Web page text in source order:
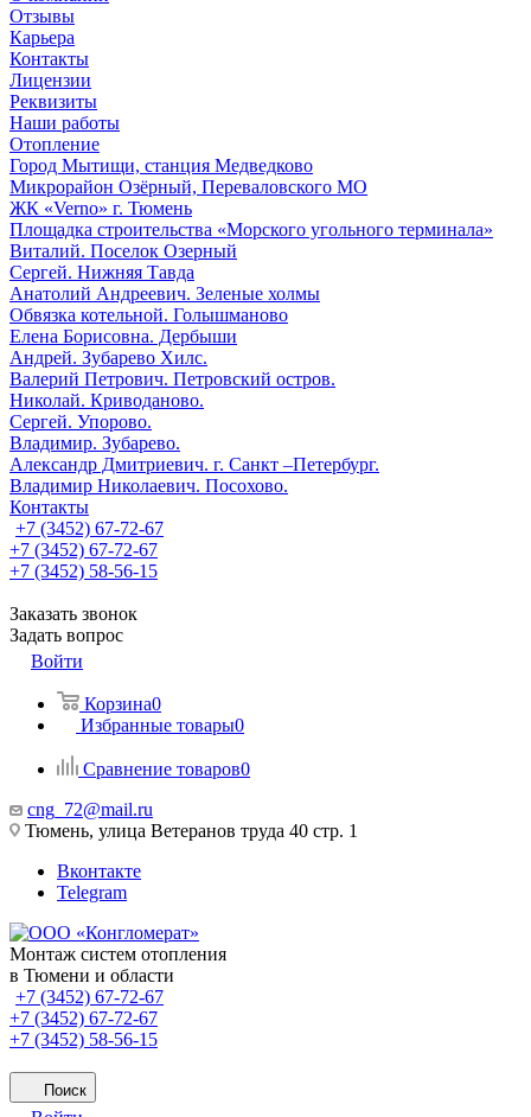
Отзывы
Карьера
Контакты
Лицензии
Реквизиты
Наши работы
Отопление
Город Мытищи, станция Медведково
Микрорайон Озёрный, Переваловского МО
ЖК «Verno» г. Тюмень
Площадка строительства «Морского угольного терминала»
Виталий. Поселок Озерный
Сергей. Нижняя Тавда
Анатолий Андреевич. Зеленые холмы
Обвязка котельной. Голышманово
Елена Борисовна. Дербыши
Андрей. Зубарево Хилс.
Валерий Петрович. Петровский остров.
Николай. Криводаново.
Сергей. Упорово.
Владимир. Зубарево.
Александр Дмитриевич. г. Санкт –Петербург.
Владимир Николаевич. Посохово.
Контакты
+7 (3452) 67-72-67
+7 (3452) 67-72-67
+7 (3452) 58-56-15
Заказать звонок
Задать вопрос
Войти
Корзина0
Избранные товары0
Сравнение товаров0
cng_72@mail.ru
Тюмень, улица Ветеранов труда 40 стр. 1
Вконтакте
Telegram
Монтаж систем отопления
в Тюмени и области
+7 (3452) 67-72-67
+7 (3452) 67-72-67
+7 (3452) 58-56-15
Поиск